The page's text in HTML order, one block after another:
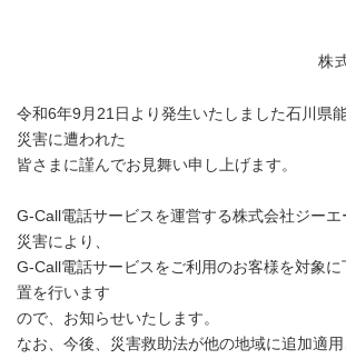
株
令和6年9月21日より発生いたしました石川県
災害に遭われた
皆さまに謹んでお見舞い申し上げます。
G-Call電話サービスを運営する株式会社ジー
災害により、
G-Call電話サービスをご利用のお客様を対象
置を行います
ので、お知らせいたします。
なお、今後、災害救助法が他の地域に追加適